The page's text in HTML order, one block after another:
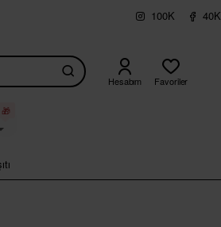
100K 40K
Hesabım Favoriler
🎁